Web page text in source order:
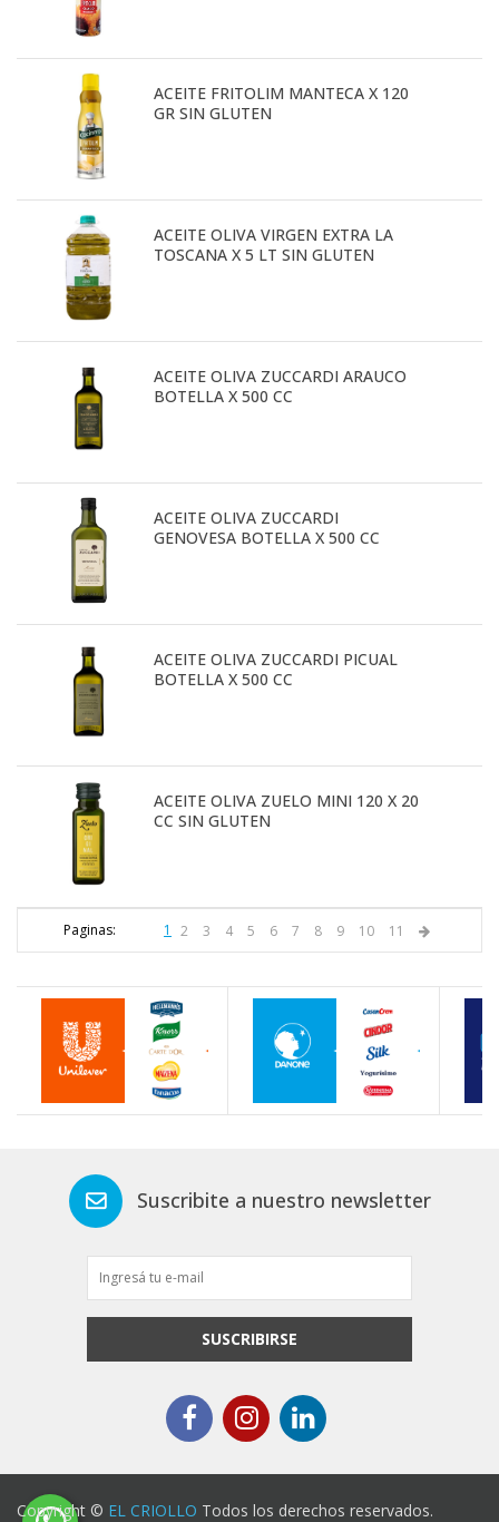
ACEITE FRITOLIM MANTECA X 120
GR SIN GLUTEN
ACEITE OLIVA VIRGEN EXTRA LA
TOSCANA X 5 LT SIN GLUTEN
ACEITE OLIVA ZUCCARDI ARAUCO
BOTELLA X 500 CC
ACEITE OLIVA ZUCCARDI
GENOVESA BOTELLA X 500 CC
ACEITE OLIVA ZUCCARDI PICUAL
BOTELLA X 500 CC
ACEITE OLIVA ZUELO MINI 120 X 20
CC SIN GLUTEN
Paginas: 1 2 3 4 5 6 7 8 9 10 11
Suscribite a nuestro newsletter
SUSCRIBIRSE
Copyright © EL CRIOLLO Todos los derechos reservados.